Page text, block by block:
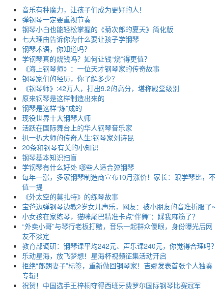
音乐有种魔力，让孩子们成为更好的人！
弹钢琴一定要重视节奏
钢琴小白也能轻松掌握的《菊次郎的夏天》简化版
七大理由告诉你为什么要让孩子学钢琴
钢琴术语，你知道吗？
学钢琴真的烧钱吗？如何让钱“烧”得更值？
《海上钢琴师》：一位天才钢琴家的传奇故事
钢琴家们的经历，你了解多少？
《钢琴师》:42万人，打出9.2的高分，堪称殿堂级别
原来钢琴是这样制造出来的
钢琴是这样“炼”成的
现役世界十大钢琴大师
活跃在国际舞台上的华人钢琴音乐家
扒一扒大师的传奇人生:钢琴家刘诗昆
20条和钢琴有关的小知识
钢琴基本知识扫盲
学钢琴有什么好处 哪些人适合弹钢琴
每年一涨，多家钢琴制造商宣布10月涨价！家长：跟学琴比，不
值一提
《外太空的莫扎特》的练琴故事
宝爸边弹钢琴边教2岁女儿声乐，网友：被小朋友的音准折服了~
小女孩在家练琴，猫咪尾巴精准卡点“伴舞”：踩我麻筋了？
“外卖小哥”与琴行老板打赌，音乐一起群众傻眼，身份曝光后网
友不淡定
教育部调研：钢琴课平均242元、声乐课240元，你觉得合理吗？
乐动星海，放飞梦想！星海杯视频征集活动开启
拒绝“郎朗妻子”标签，重新做回钢琴家！吉娜发表首张个人独奏
专辑！
祝贺！中国选手王梓桐夺得西班牙费罗尔国际钢琴比赛冠军